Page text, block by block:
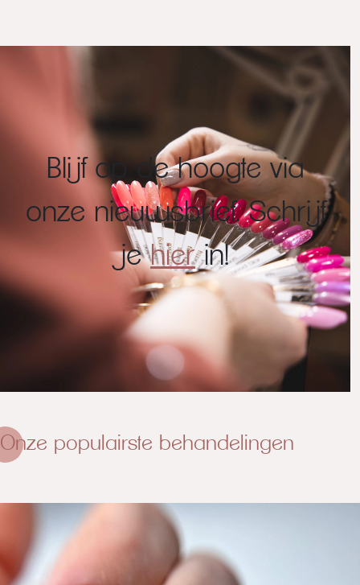
Blijf op de hoogte via
onze nieuwsbrief. Schrijf
jehierin!
Onze populairste behandelingen